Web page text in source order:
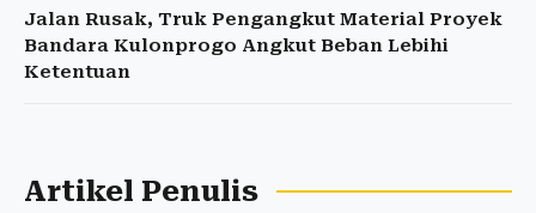
Jalan Rusak, Truk Pengangkut Material Proyek
Bandara Kulonprogo Angkut Beban Lebihi
Ketentuan
Artikel Penulis